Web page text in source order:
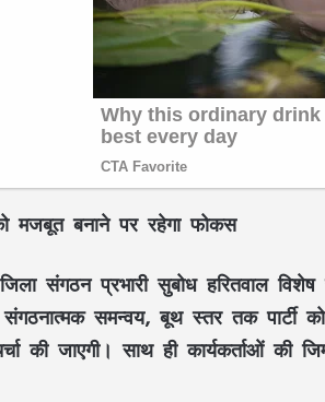
मजबूत बनाने पर रहेगा फोकस
संगठन प्रभारी सुबोध हरितवाल
समन्वय, बूथ स्तर तक पार्टी
की जाएगी। साथ ही कार्यकर्ताओं की